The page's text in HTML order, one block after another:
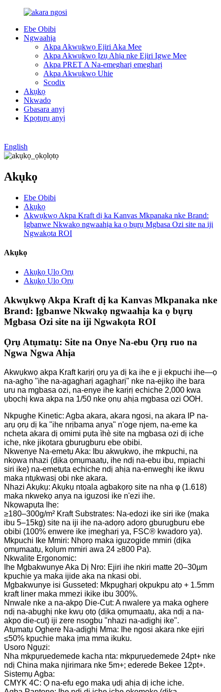
Ebe Obibi
Ngwaahịa
Akpa Akwụkwọ Ejiri Aka Mee
Akpa Akwụkwọ Ịzụ Ahịa nke Ejiri Igwe Mee
Akpa PRET A Na-emegharị emegharị
Akpa Akwụkwọ Uhie
Scodix
Akụkọ
Nkwado
Gbasara anyị
Kpọtụrụ anyị
English
Akụkọ
Ebe Obibi
Akụkọ
Akwụkwọ Akpa Kraft dị ka Kanvas Mkpanaka nke Brand:
Ịgbanwe Nkwakọ ngwaahịa ka ọ bụrụ Mgbasa Ozi site na iji
Ngwakọta ROI
Akụkọ
Akụkọ Ụlọ Ọrụ
Akụkọ Ụlọ Ọrụ
Akwụkwọ Akpa Kraft dị ka Kanvas Mkpanaka nke
Brand: Ịgbanwe Nkwakọ ngwaahịa ka ọ bụrụ
Mgbasa Ozi site na iji Ngwakọta ROI
Ọrụ Atụmatụ: Site na Onye Na-ebu Ọrụ ruo na
Ngwa Ngwa Ahịa
Akwụkwọ akpa Kraft karịrị ọrụ ya dị ka ihe e ji ekpuchi ihe—ọ
na-aghọ "ihe na-agagharị agagharị" nke na-ejikọ ihe bara
uru na mgbasa ozi, na-enye ihe karịrị echiche 2,000 kwa
ụbọchị kwa akpa na 1/50 nke ọnụ ahịa mgbasa ozi OOH.
Nkpughe Kinetic: Agba akara, akara ngosi, na akara IP na-
arụ ọrụ dị ka "ihe nrịbama anya" n'oge njem, na-eme ka
ncheta akara dị omimi pụta ìhè site na mgbasa ozi dị iche
iche, nke jikọtara gburugburu ebe obibi.
Nkwenye Na-emetụ Aka: Ibu akwụkwọ, ihe mkpuchi, na
nkọwa nhazi (dịka ọmụmaatụ, ihe ndị na-ebu ibu, mpịachi
siri ike) na-emetụta echiche ndị ahịa na-enweghị ike ikwu
maka ntụkwasị obi nke akara.
Nhazi Akụkụ: Akụkụ ntọala agbakọrọ site na nha φ (1.618)
maka nkwekọ anya na iguzosi ike n'ezi ihe.
Nkọwapụta Ihe:
≥180–300g/m² Kraft Substrates: Na-edozi ike siri ike (maka
ibu 5–15kg) site na iji ihe na-adọrọ adọrọ gburugburu ebe
obibi (100% enwere ike ịmegharị ya, FSC® kwadoro ya).
Mkpuchi Ike Mmiri: Nhọrọ maka iguzogide mmiri (dịka
ọmụmaatụ, kọlụm mmiri awa 24 ≥800 Pa).
Nkwalite Ergonomic:
Ihe Mgbakwunye Aka Dị Nro: Ejiri ihe nkiri matte 20–30µm
kpuchie ya maka ijide aka na nkasi obi.
Mgbakwunye isi Gusseted: Mkpụgharị okpukpu atọ + 1.5mm
kraft liner maka mmezi ikike ibu 300%.
Nnwale nke a na-akpọ Die-Cut: A nwalere ya maka oghere
ndị na-abụghị nke kwụ ọtọ (dịka ọmụmaatụ, aka ndị a na-
akpọ die-cut) iji zere nsogbu "nhazi na-adịghị ike".
Atụmatụ Oghere Na-adịghị Mma: Ihe ngosi akara nke ejiri
≤50% kpuchie maka ịma mma ikuku.
Usoro Ngụzi:
Nha mkpụrụedemede kacha nta: mkpụrụedemede 24pt+ nke
ndị China maka njirimara nke 5m+; ederede Bekee 12pt+.
Sistemụ Agba:
CMYK 4C: Ọ na-efu ego maka ụdị ahịa dị iche iche.